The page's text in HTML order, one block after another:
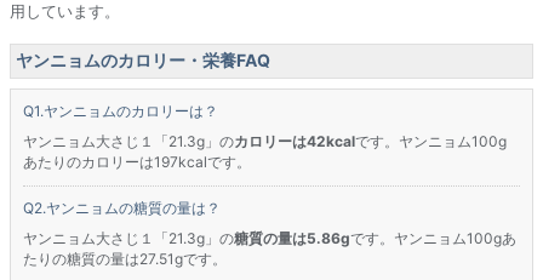
用しています。
ヤンニョムのカロリー・栄養FAQ
ヤンニョムのカロリーは？
ヤンニョム大さじ１「21.3g」のカロリーは42kcalです。ヤンニョム100g
あたりのカロリーは197kcalです。
ヤンニョムの糖質の量は？
ヤンニョム大さじ１「21.3g」の糖質の量は5.86gです。ヤンニョム100gあ
たりの糖質の量は27.51gです。